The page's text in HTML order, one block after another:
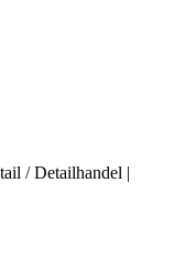
/ Detailhandel |